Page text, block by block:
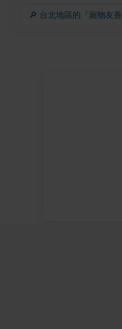
🔎 台北地區的『寵物友